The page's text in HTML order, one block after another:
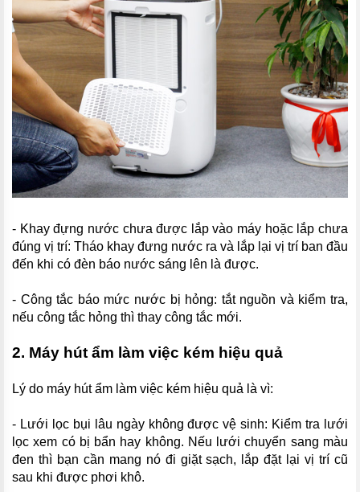
- Khay đựng nước chưa được lắp vào máy hoặc lắp chưa
đúng vị trí: Tháo khay đưng nước ra và lắp lại vị trí ban đầu
đến khi có đèn báo nước sáng lên là được.
- Công tắc báo mức nước bị hỏng: tắt nguồn và kiểm tra,
nếu công tắc hỏng thì thay công tắc mới.
2. Máy hút ẩm làm việc kém hiệu quả
Lý do máy hút ẩm làm việc kém hiệu quả là vì:
- Lưới lọc bụi lâu ngày không được vệ sinh: Kiểm tra lưới
lọc xem có bị bẩn hay không. Nếu lưới chuyển sang màu
đen thì bạn cần mang nó đi giặt sạch, lắp đặt lại vị trí cũ
sau khi được phơi khô.